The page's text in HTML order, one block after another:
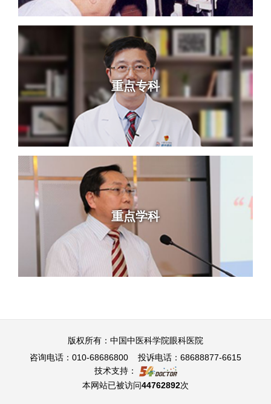
重点专科
重点学科
版权所有：中国中医科学院眼科医院
咨询电话：010-68686800 投诉电话：68688877-6615
技术支持：
本网站已被访问44762892次